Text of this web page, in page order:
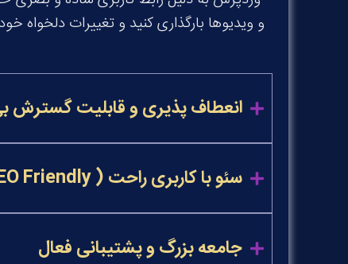
و ویدیوها بارگذاری کنید و تغییرات دلخواه
انعطاف پذیری و قابلیت گسترش
سئو با کاربری راحت ( SEO Friendly)
جامعه بزرگ و پشتیبانی فعال